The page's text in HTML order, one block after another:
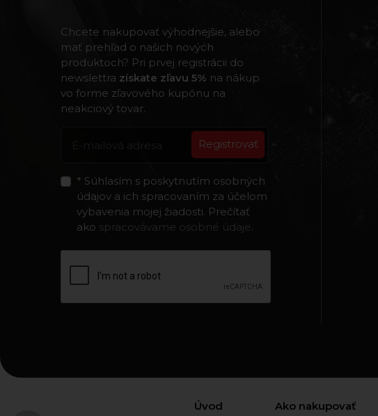
Chcete nakupovať výhodnejšie, alebo
mať prehľad o našich nových
produktoch? Pri prvej registrácii do
newslettra získate zľavu 5% na nákup
vo forme zľavového kupónu na
neakciový tovar.
Registrovať
* Súhlasím s poskytnutím osobných
údajov a ich spracovaním za účelom
vybavenia mojej žiadosti. Prečítať
ako spracovávame osobné údaje.
Úvod Ako nakupovať